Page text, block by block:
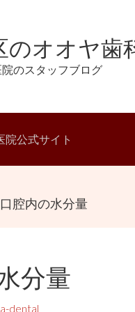
のオオヤ歯
のスタッフブログ
院公式サイト
腔内の水分量
分量
dental